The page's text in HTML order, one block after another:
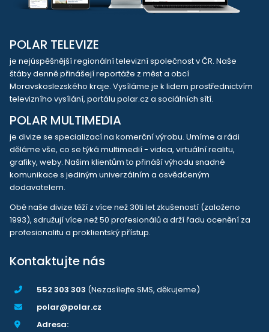
POLAR TELEVIZE
je nejúspěšnější regionální televizní společnost v ČR. Naše
štáby denně přinášejí reportáže z měst a obcí
Moravskoslezského kraje. Vysíláme je k lidem prostřednictvím
televizního vysílání, portálu polar.cz a sociálních sítí.
POLAR MULTIMEDIA
je divize se specializací na komerční výrobu. Umíme a rádi
děláme vše, co se týká multimedií - videa, virtuální realitu,
grafiky, weby. Našim klientům to přináší výhodu snadné
komunikace s jediným univerzálním a osvědčeným
dodavatelem.
Obě naše divize těží z více než 30ti let zkušeností (založeno
1993), sdružují více než 50 profesionálů a drží řadu ocenění za
profesionalitu a proklientský přístup.
Kontaktujte nás
552 303 303 (Nezasílejte SMS, děkujeme)
polar@polar.cz
Adresa: